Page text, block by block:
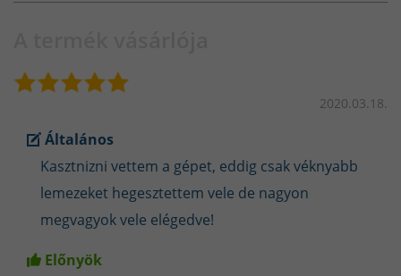
2020.03.18.
Általános
Kasztnizni vettem a gépet, eddig csak véknyabb
lemezeket hegesztettem vele de nagyon
megvagyok vele elégedve!
Előnyök